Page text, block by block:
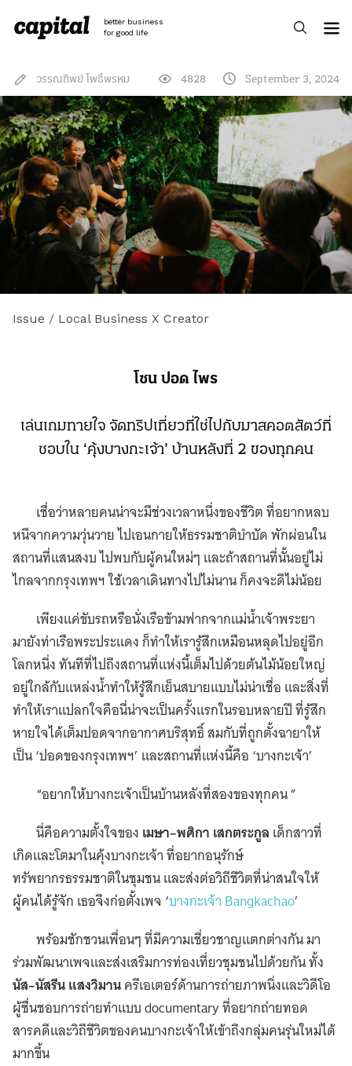
content
better business
for good life
วรรณทิพย์ โพธิ์พรหม 4828 September 3, 2024
Issue / Local Business X Creator
โซน ปอด ไพร
เล่นเกมทายใจ จัดทริปเที่ยวที่ใช่ไปกับมาสคอตสัตว์ที่
ชอบใน ‘คุ้งบางกะเจ้า’ บ้านหลังที่ 2 ของทุกคน
เชื่อว่าหลายคนน่าจะมีช่วงเวลาหนึ่งของชีวิต ที่อยากหลบ
หนีจากความวุ่นวาย ไปเอนกายให้ธรรมชาติบำบัด พักผ่อนใน
สถานที่แสนสงบ ไปพบกับผู้คนใหม่ๆ และถ้าสถานที่นั้นอยู่ไม่
ไกลจากกรุงเทพฯ ใช้เวลาเดินทางไปไม่นาน ก็คงจะดีไม่น้อย
เพียงแค่ขับรถหรือนั่งเรือข้ามฟากจากแม่น้ำเจ้าพระยา
มายังท่าเรือพระประแดง ก็ทำให้เรารู้สึกเหมือนหลุดไปอยู่อีก
โลกหนึ่ง ทันทีที่ไปถึงสถานที่แห่งนี้เต็มไปด้วยต้นไม้น้อยใหญ่
อยู่ใกล้กับแหล่งน้ำทำให้รู้สึกเย็นสบายแบบไม่น่าเชื่อ และสิ่งที่
ทำให้เราแปลกใจคือนี่น่าจะเป็นครั้งแรกในรอบหลายปี ที่รู้สึก
หายใจได้เต็มปอดจากอากาศบริสุทธิ์ สมกับที่ถูกตั้งฉายาให้
เป็น ‘ปอดของกรุงเทพฯ’ และสถานที่แห่งนี้คือ ‘บางกะเจ้า’
“อยากให้บางกะเจ้าเป็นบ้านหลังที่สองของทุกคน ”
นี่คือความตั้งใจของ เมษา–พศิกา เสกตระกูล เด็กสาวที่
เกิดและโตมาในคุ้งบางกะเจ้า ที่อยากอนุรักษ์
ทรัพยากรธรรมชาติในชุมชน และส่งต่อวิถีชีวิตที่น่าสนใจให้
ผู้คนได้รู้จัก เธอจึงก่อตั้งเพจ ‘บางกะเจ้า Bangkachao’
พร้อมชักชวนเพื่อนๆ ที่มีความเชี่ยวชาญแตกต่างกัน มา
ร่วมพัฒนาเพจและส่งเสริมการท่องเที่ยวชุมชนไปด้วยกัน ทั้ง
นัส–นัสรีน แสงวิมานครีเอเตอร์ด้านการถ่ายภาพนิ่งและวิดีโอ
ผู้ชื่นชอบการถ่ายทำแบบ documentary ที่อยากถ่ายทอด
สารคดีและวิถีชีวิตของคนบางกะเจ้าให้เข้าถึงกลุ่มคนรุ่นใหม่ได้
มากขึ้น